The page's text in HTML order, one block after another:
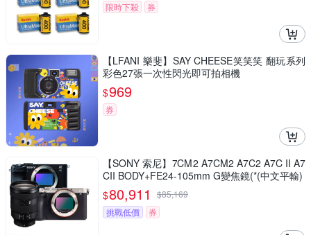
限時下殺
券
【LFANI 樂斐】SAY CHEESE笑笑笑 翻玩系列
彩色27張一次性閃光即可拍相機
$969
券
【SONY 索尼】7CM2 A7CM2 A7C2 A7C II A7
CII BODY+FE24-105mm G變焦鏡(*(中文平輸)
$80,911 $85,169
挑戰低價
券